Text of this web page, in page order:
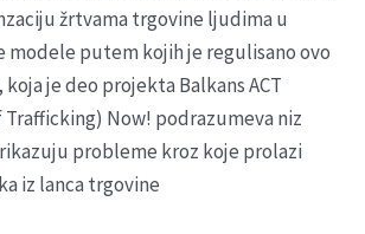
žrtvama trgovine ljudima u
modele putem kojih je regulisano ovo
koja je deo projekta Balkans ACT
Trafficking) Now! podrazumeva niz
probleme kroz koje prolazi
iz lanca trgovine